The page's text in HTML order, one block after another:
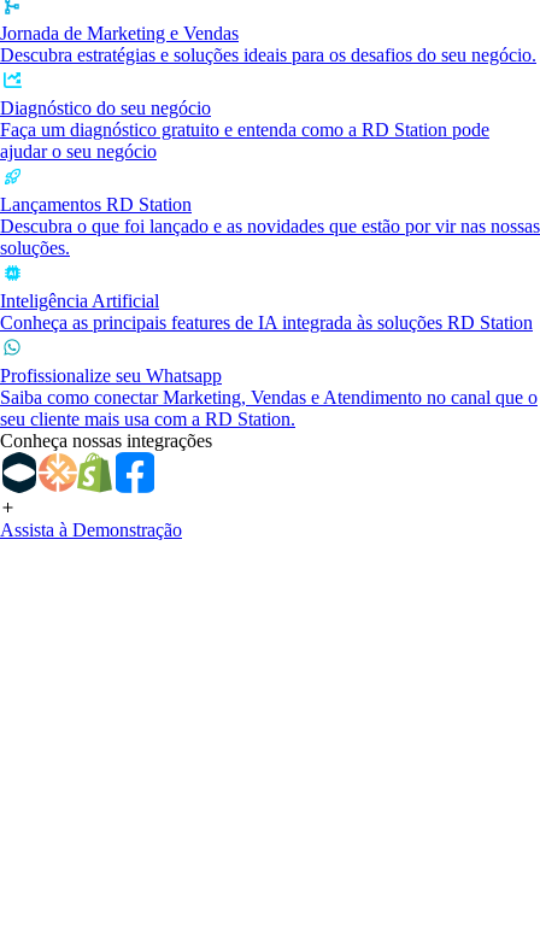
Jornada de Marketing e Vendas
Descubra estratégias e soluções ideais para os desafios do seu negócio.
Diagnóstico do seu negócio
Faça um diagnóstico gratuito e entenda como a RD Station pode
ajudar o seu negócio
Lançamentos RD Station
Descubra o que foi lançado e as novidades que estão por vir nas nossas
soluções.
Inteligência Artificial
Conheça as principais features de IA integrada às soluções RD Station
Profissionalize seu Whatsapp
Saiba como conectar Marketing, Vendas e Atendimento no canal que o
seu cliente mais usa com a RD Station.
Conheça nossas integrações
Assista à Demonstração